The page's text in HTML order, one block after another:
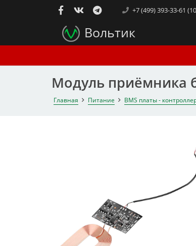
+7 (499) 393-33-61
Вольтик
Модуль приёмника
Главная Питание BMS платы -